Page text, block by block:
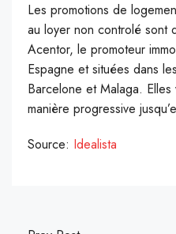
Les promotions de
au loyer non controlé sont
Acentor, le promoteur
Espagne et situées dans
Barcelone et Malaga.
manière progressive
Source: Idealista